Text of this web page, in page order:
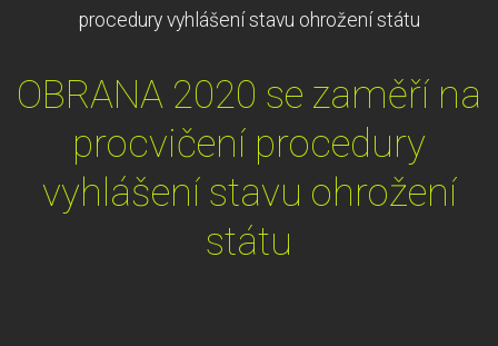
procedury vyhlášení stavu ohrožení státu
OBRANA 2020 se zaměří na
procvičení procedury
vyhlášení stavu ohrožení
státu